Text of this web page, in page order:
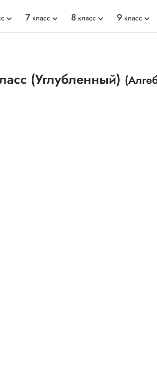
7 класс 8 класс 9 класс
(Углубленный)